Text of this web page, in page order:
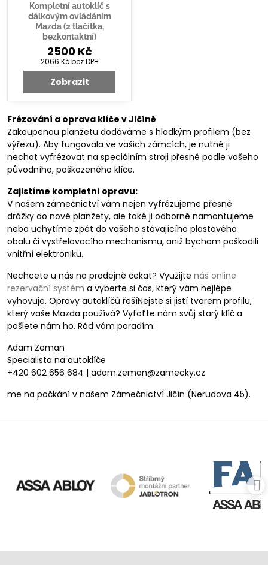
Kompletní autoklíč s
dálkovým ovládáním
Mazda (2 tlačítka,
bezkontaktní)
2500 Kč
2066 Kčbez DPH
Zobrazit
Frézování a oprava klíče v Jičíně
Zakoupenou planžetu dodáváme s hladkým profilem (bez
výřezu). Aby fungovala ve vašich zámcích, je nutné ji
nechat vyfrézovat na speciálním stroji přesně podle vašeho
původního, poškozeného klíče.
Zajistíme kompletní opravu:
V našem zámečnictví vám nejen vyfrézujeme přesné
drážky do nové planžety, ale také ji odborně namontujeme
nebo uchytíme zpět do vašeho stávajícího plastového
obalu či vystřelovacího mechanismu, aniž bychom poškodili
vnitřní elektroniku.
Nechcete u nás na prodejně čekat? Využijte náš online
rezervační systém a vyberte si čas, který vám nejlépe
vyhovuje. Opravy autoklíčů řešíNejste si jistí tvarem profilu,
který vaše Mazda používá? Vyfoťte nám svůj starý klíč a
pošlete nám ho. Rád vám poradím:
Adam Zeman
Specialista na autoklíče
+420 602 656 684 | adam.zeman@zamecky.cz
me na počkání v našem Zámečnictví Jičín (Nerudova 45).